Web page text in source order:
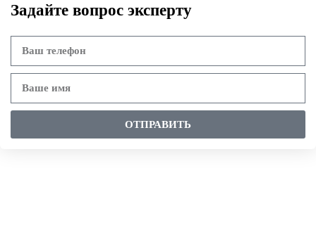
Задайте вопрос эксперту
ОТПРАВИТЬ